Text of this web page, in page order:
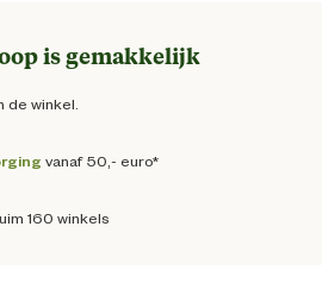
is gemakkelijk
de winkel.
vanaf 50,- euro*
160 winkels